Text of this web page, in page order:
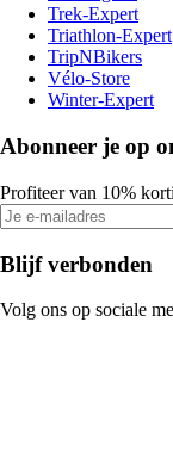
Trek-Expert
Triathlon-Expert
TripNBikers
Vélo-Store
Winter-Expert
Abonneer je op
Profiteer van 10%
Blijf verbonden
Volg ons op sociale